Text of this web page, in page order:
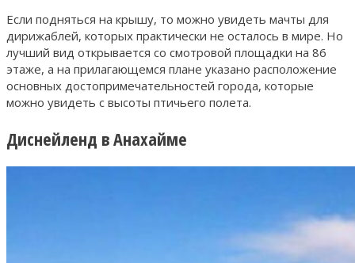
Если подняться на крышу, то можно увидеть мачты для
дирижаблей, которых практически не осталось в мире. Но
лучший вид открывается со смотровой площадки на 86
этаже, а на прилагающемся плане указано расположение
основных достопримечательностей города, которые
можно увидеть с высоты птичьего полета.
Диснейленд в Анахайме